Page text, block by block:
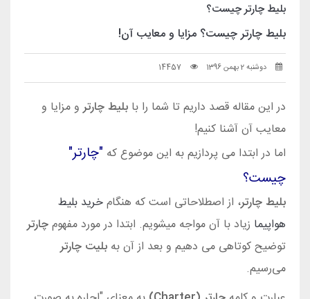
بلیط چارتر چیست؟
بلیط چارتر چیست؟ مزایا و معایب آن!
دوشنبه 2 بهمن 1396 14457
در این مقاله قصد داریم تا شما را با بلیط چارترو مزایا و
معایب آن آشنا کنیم!
اما در ابتدا می پردازیم به این موضوع که "چارتر"
چیست؟
بلیط چارتر، از اصطلاحاتی است که هنگامخرید بلیط
هواپیما زیاد با آن مواجه میشویم. ابتدا در مورد مفهومچارتر
توضیح کوتاهی می دهیم و بعد از آن به بلیت چارتر
می‌رسیم.